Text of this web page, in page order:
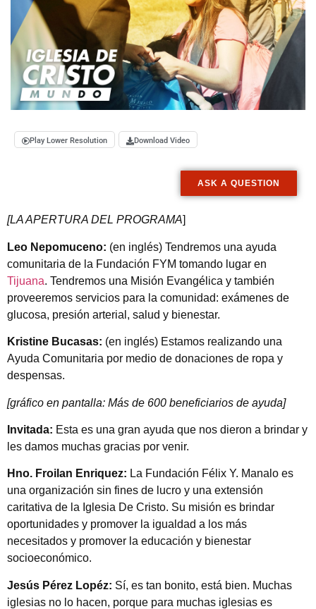
Play Lower Resolution Download Video
ASK A QUESTION
[LA APERTURA DEL PROGRAMA]
Leo Nepomuceno: (en inglés) Tendremos una ayuda
comunitaria de la Fundación FYM tomando lugar en
Tijuana. Tendremos una Misión Evangélica y también
proveeremos servicios para la comunidad: exámenes de
glucosa, presión arterial, salud y bienestar.
Kristine Bucasas: (en inglés) Estamos realizando una
Ayuda Comunitaria por medio de donaciones de ropa y
despensas.
[gráfico en pantalla: Más de 600 beneficiarios de ayuda]
Invitada: Esta es una gran ayuda que nos dieron a brindar y
les damos muchas gracias por venir.
Hno. Froilan Enriquez: La Fundación Félix Y. Manalo es
una organización sin fines de lucro y una extensión
caritativa de la Iglesia De Cristo. Su misión es brindar
oportunidades y promover la igualdad a los más
necesitados y promover la educación y bienestar
socioeconómico.
Jesús Pérez Lopéz: Sí, es tan bonito, está bien. Muchas
iglesias no lo hacen, porque para muchas iglesias es